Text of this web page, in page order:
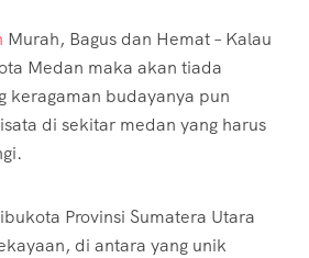
Murah, Bagus dan Hemat – Kalau
Medan maka akan tiada
keragaman budayanya pun
di sekitar medan yang harus
Provinsi Sumatera Utara
di antara yang unik